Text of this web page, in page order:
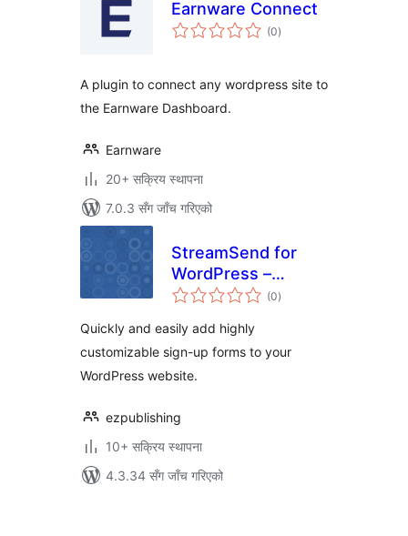
Earnware Connect
(0कुल
रेटिङ्गहरू
)
A plugin to connect any wordpress site to
the Earnware Dashboard.
Earnware
20+ सक्रिय स्थापना
7.0.3 सँग जाँच गरिएको
StreamSend for
WordPress –
Official Plugin
(0कुल
रेटिङ्गहरू
)
Quickly and easily add highly
customizable sign-up forms to your
WordPress website.
ezpublishing
10+ सक्रिय स्थापना
4.3.34 सँग जाँच गरिएको